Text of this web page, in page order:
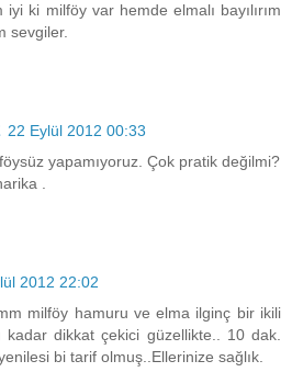
ki milföy var hemde elmalı bayılırım
sevgiler.
22 Eylül 2012 00:33
yapamıyoruz. Çok pratik değilmi?
.
2012 22:02
milföy hamuru ve elma ilginç bir ikili
kadar dikkat çekici güzellikte.. 10 dak.
bi tarif olmuş..Ellerinize sağlık.